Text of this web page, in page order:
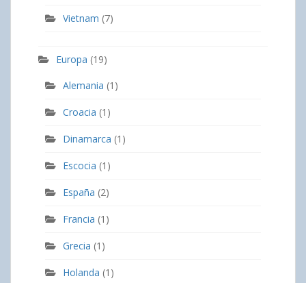
Vietnam (7)
Europa (19)
Alemania (1)
Croacia (1)
Dinamarca (1)
Escocia (1)
España (2)
Francia (1)
Grecia (1)
Holanda (1)